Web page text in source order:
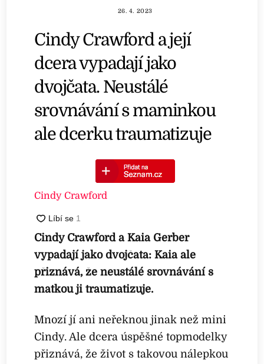
26. 4. 2023
Cindy Crawford a její
dcera vypadají jako
dvojčata. Neustálé
srovnávání s maminkou
ale dcerku traumatizuje
Cindy Crawford
Cindy Crawford a Kaia Gerber
vypadají jako dvojčata: Kaia ale
přiznává, že neustálé srovnávání s
matkou ji traumatizuje.
Mnozí jí ani neřeknou jinak než mini
Cindy. Ale dcera úspěšné topmodelky
přiznává, že život s takovou nálepkou